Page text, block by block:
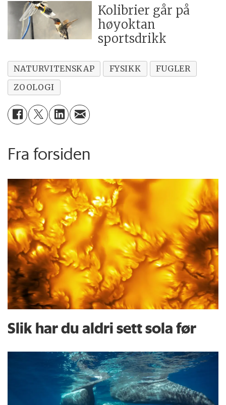
Kolibrier går på
høyoktan
sportsdrikk
NATURVITENSKAP FYSIKK
FUGLER
ZOOLOGI
Fra forsiden
Slik har du aldri sett sola før